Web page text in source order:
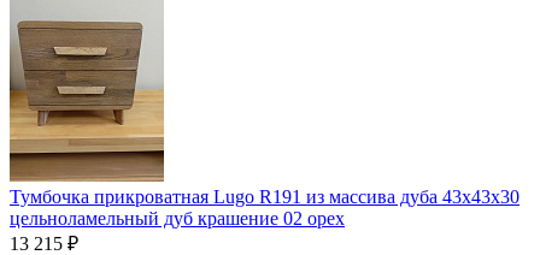
Тумбочка прикроватная Lugo R191 из массива дуба 43х43х30
цельноламельный дуб крашение 02 орех
13 215 ₽